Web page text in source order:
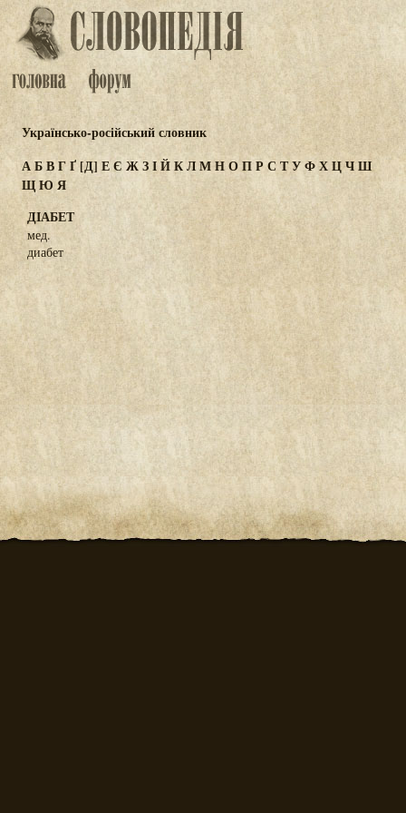
Українсько-російський словник
АБВГҐ[Д] ЕЄ ЖЗІЙКЛМНОПР С ТУФХЦЧШ
ЩЮ Я
ДІАБЕТ
мед.
диабет